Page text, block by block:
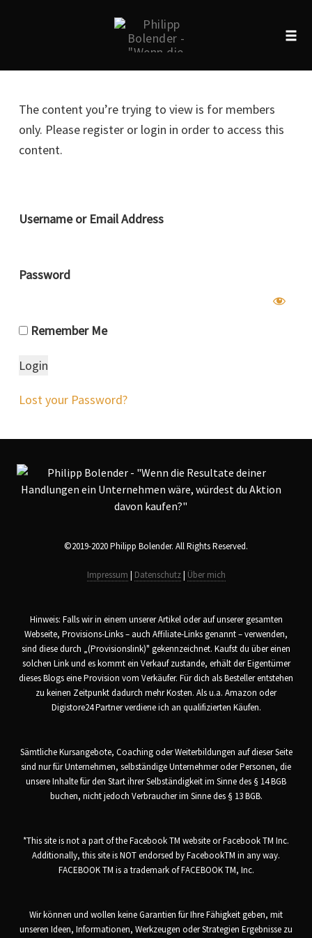
The content you’re trying to view is for members
only. Please register or login in order to access this
content.
Username or Email Address
Password
Remember Me
Lost your Password?
©2019-2020 Philipp Bolender. All Rights Reserved.
Impressum | Datenschutz| Über mich
Hinweis: Falls wir in einem unserer Artikel oder auf unserer gesamten
Webseite, Provisions-Links – auch Affiliate-Links genannt – verwenden,
sind diese durch „(Provisionslink)" gekennzeichnet. Kaufst du über einen
solchen Link und es kommt ein Verkauf zustande, erhält der Eigentümer
dieses Blogs eine Provision vom Verkäufer. Für dich als Besteller entstehen
zu keinen Zeitpunkt dadurch mehr Kosten. Als u.a. Amazon oder
Digistore24 Partner verdiene ich an qualifizierten Käufen.
Sämtliche Kursangebote, Coaching oder Weiterbildungen auf dieser Seite
sind nur für Unternehmen, selbständige Unternehmer oder Personen, die
unsere Inhalte für den Start ihrer Selbständigkeit im Sinne des § 14 BGB
buchen, nicht jedoch Verbraucher im Sinne des § 13 BGB.
*This site is not a part of the Facebook TM website or Facebook TM Inc.
Additionally, this site is NOT endorsed by FacebookTM in any way.
FACEBOOK TM is a trademark of FACEBOOK TM, Inc.
Wir können und wollen keine Garantien für Ihre Fähigkeit geben, mit
unseren Ideen, Informationen, Werkzeugen oder Strategien Ergebnisse zu